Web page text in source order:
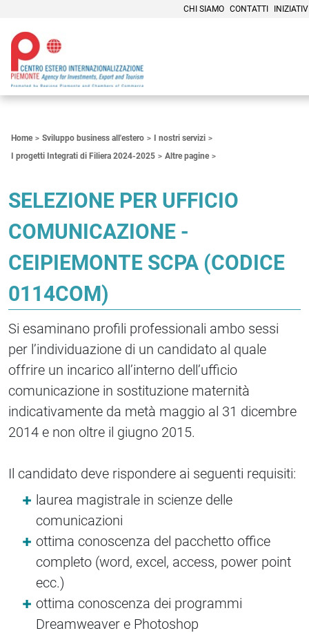
CHI SIAMO CONTATTI
Home Sviluppo business all'estero
I nostri servizi
I progetti Integrati di Filiera 2024-2025
Altre pagine
SELEZIONE PER UFFICIO
COMUNICAZIONE -
CEIPIEMONTE SCPA (CODICE
0114COM)
Si esaminano profili professionali ambo sessi
per l’individuazione di un candidato al quale
offrire un incarico all’interno dell’ufficio
comunicazione in sostituzione maternità
indicativamente da metà maggio al 31 dicembre
2014 e non oltre il giugno 2015.
Il candidato deve rispondere ai seguenti requisiti:
laurea magistrale in scienze delle
comunicazioni
ottima conoscenza del pacchetto office
completo (word, excel, access, power point
ecc.)
ottima conoscenza dei programmi
Dreamweaver e Photoshop